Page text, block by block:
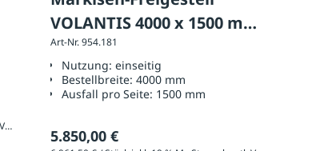
10.019,80 € / Stück inkl. 19 % MwSt., zzgl. evtl. Versandkosten
VOLANTIS 4000 x 1500 mm,
Ausführung: einseitig
Art-Nr. 954.181
Nutzung: einseitig
Bestellbreite: 4000 mm
Ausfall pro Seite: 1500 mm
5.850,00 €